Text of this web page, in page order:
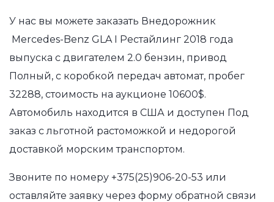
У нас вы можете заказать Внедорожник
Mercedes-Benz GLA I Рестайлинг 2018 года
выпуска с двигателем 2.0 бензин, привод
Полный, с коробкой передач автомат, пробег
32288, стоимость на аукционе 10600$.
Автомобиль находится в США и доступен Под
заказ с льготной растоможкой и недорогой
доставкой морским транспортом.
Звоните по номеру +375(25)906-20-53 или
оставляйте заявку через форму обратной связи